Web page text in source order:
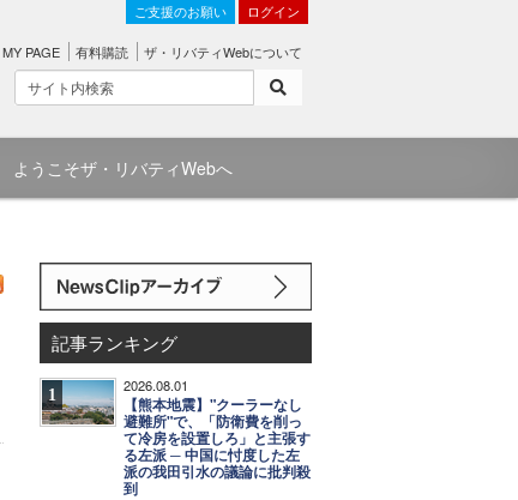
ご支援のお願い ログイン
MY PAGE 有料購読 ザ・リバティWebについて
ようこそザ・リバティWebへ
記事ランキング
1 2026.08.01
【熊本地震】"クーラーなし
避難所"で、「防衛費を削っ
て冷房を設置しろ」と主張す
る左派 ─ 中国に忖度した左
派の我田引水の議論に批判殺
到